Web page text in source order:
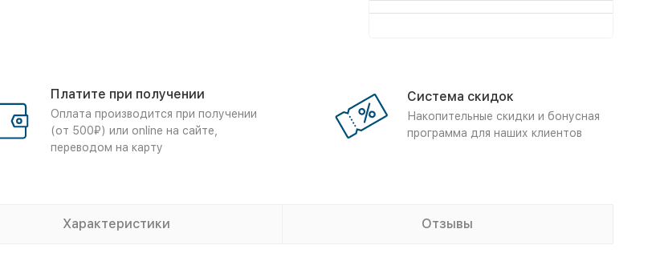
Платите при получении
Оплата производится при получении
(от 500₽) или online на сайте,
переводом на карту
Система скидок
Накопительные скидки и бонусная
программа для наших клиентов
Характеристики Отзывы